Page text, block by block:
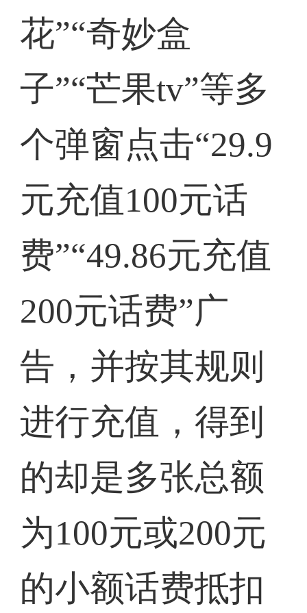
花”“奇妙盒
子”“芒果tv”等多
个弹窗点击“29.9
元充值100元话
费”“49.86元充值
200元话费”广
告，并按其规则
进行充值，得到
的却是多张总额
为100元或200元
的小额话费抵扣